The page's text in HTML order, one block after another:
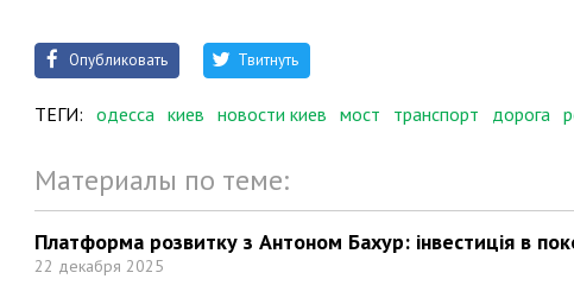
Опубликовать Твитнуть
ТЕГИ: одесса киев новости киев мост транспорт дорога
Материалы по теме:
Платформа розвитку з Антоном Бахур: інвестиція в
22 декабря 2025